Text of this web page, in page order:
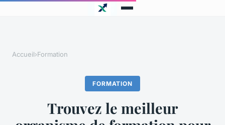
Accueil›Formation
FORMATION
Trouvez le meilleur